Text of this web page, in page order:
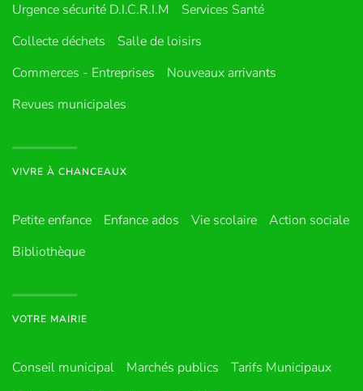
Urgence sécurité D.I.C.R.I.M
Services Santé
Collecte déchets
Salle de loisirs
Commerces - Entreprises
Nouveaux arrivants
Revues municipales
VIVRE À CHANCEAUX
Petite enfance Enfance ados Vie scolaire
Action sociale
Bibliothèque
VOTRE MAIRIE
Conseil municipal Marchés publics
Tarifs Municipaux